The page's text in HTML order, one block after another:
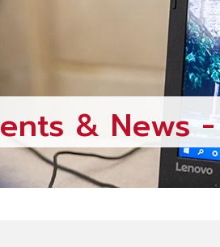
& News -